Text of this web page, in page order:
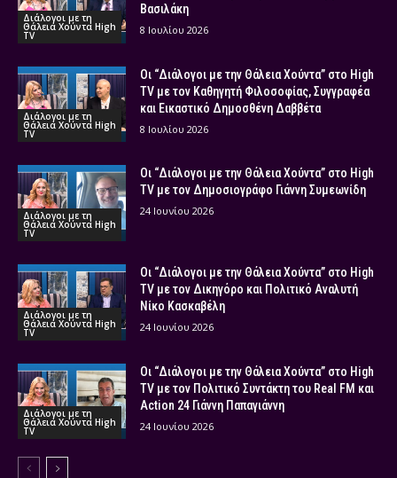
Διάλογοι με τη
Θάλεια Χούντα High
TV
Βασιλάκη
8 Ιουλίου 2026
Διάλογοι με τη
Θάλεια Χούντα High
TV
Οι “Διάλογοι με την Θάλεια Χούντα” στο High
TV με τον Καθηγητή Φιλοσοφίας, Συγγραφέα
και Εικαστικό Δημοσθένη Δαββέτα
8 Ιουλίου 2026
Διάλογοι με τη
Θάλεια Χούντα High
TV
Οι “Διάλογοι με την Θάλεια Χούντα” στο High
TV με τον Δημοσιογράφο Γιάννη Συμεωνίδη
24 Ιουνίου 2026
Διάλογοι με τη
Θάλεια Χούντα High
TV
Οι “Διάλογοι με την Θάλεια Χούντα” στο High
TV με τον Δικηγόρο και Πολιτικό Αναλυτή
Νίκο Κασκαβέλη
24 Ιουνίου 2026
Διάλογοι με τη
Θάλεια Χούντα High
TV
Οι “Διάλογοι με την Θάλεια Χούντα” στο High
TV με τον Πολιτικό Συντάκτη του Real FM και
Action 24 Γιάννη Παπαγιάννη
24 Ιουνίου 2026